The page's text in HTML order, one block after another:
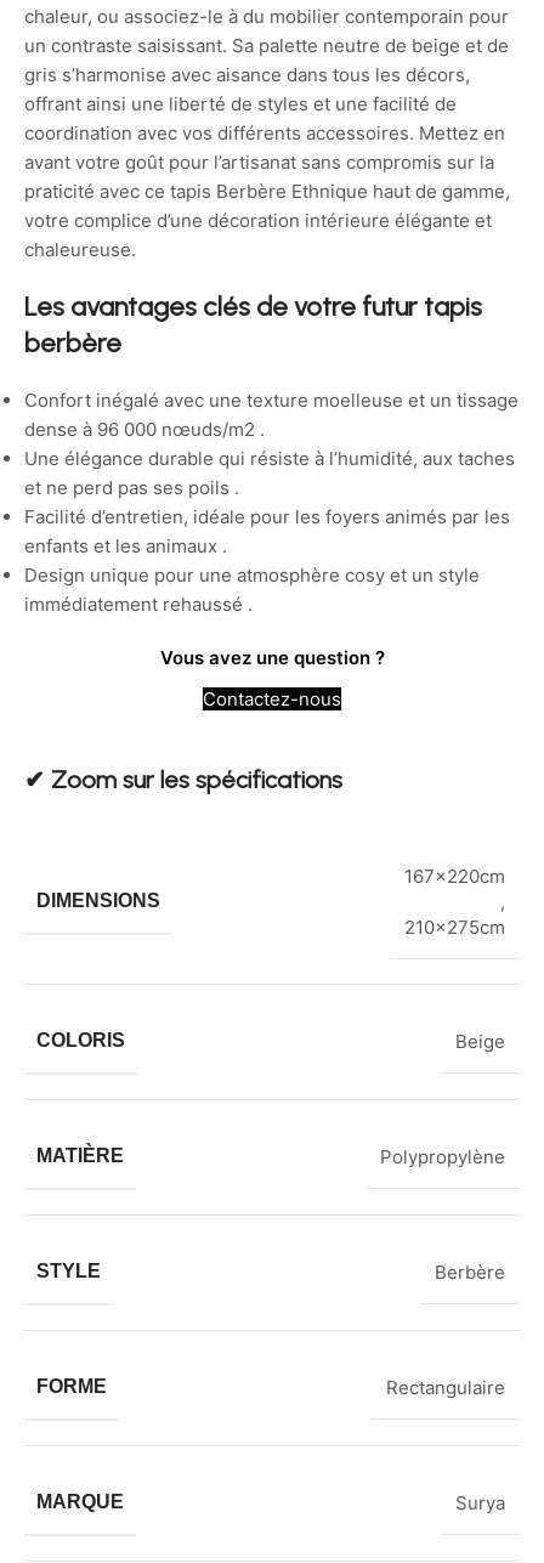
chaleur, ou associez-le à du mobilier contemporain pour
un contraste saisissant. Sa palette neutre de beige et de
gris s’harmonise avec aisance dans tous les décors,
offrant ainsi une liberté de styles et une facilité de
coordination avec vos différents accessoires. Mettez en
avant votre goût pour l’artisanat sans compromis sur la
praticité avec ce tapis Berbère Ethnique haut de gamme,
votre complice d’une décoration intérieure élégante et
chaleureuse.
Les avantages clés de votre futur tapis
berbère
Confort inégalé avec une texture moelleuse et un tissage
dense à 96 000 nœuds/m2 .
Une élégance durable qui résiste à l’humidité, aux taches
et ne perd pas ses poils .
Facilité d’entretien, idéale pour les foyers animés par les
enfants et les animaux .
Design unique pour une atmosphère cosy et un style
immédiatement rehaussé .
Vous avez une question ?
Contactez-nous
✔︎ Zoom sur les spécifications
DIMENSIONS
167x220cm
,
210x275cm
COLORIS Beige
MATIÈRE Polypropylène
STYLE Berbère
FORME Rectangulaire
MARQUE Surya